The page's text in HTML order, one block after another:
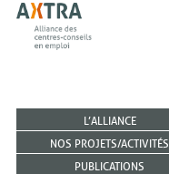
L’ALLIANCE
NOS PROJETS/ACTIVITÉS
PUBLICATIONS